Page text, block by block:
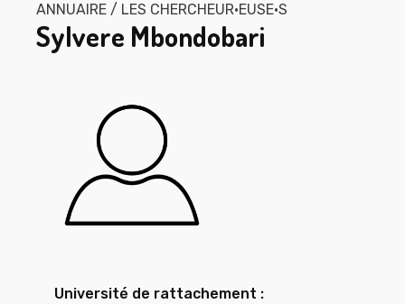
ANNUAIRE / LES CHERCHEUR·EUSE·S
Sylvere Mbondobari
Université de rattachement :